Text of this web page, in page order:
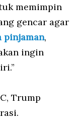
memimpin
gencar agar
pinjaman,
ingin
Trump